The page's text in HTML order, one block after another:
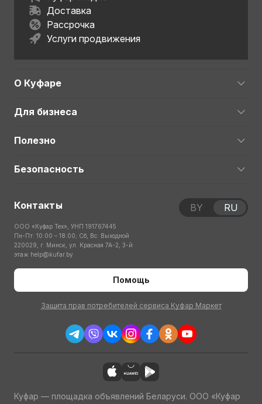
Доставка
Рассрочка
Услуги продвижения
О Куфаре
Для бизнеса
Полезно
Безопасность
Контакты
ООО «Куфар Тех», УНП 191767445
Пн-Пт: 10:00 – 18:00; Сб, Вс: Выходной
220029, г. Минск, ул. Красная 7А-2, 3-й
этаж help@kufar.by
Помощь
Защита прав потребителей сервиса Куфар Маркет
BY RU
Куфар — площадка объявлений Беларуси. ООО «Куфар